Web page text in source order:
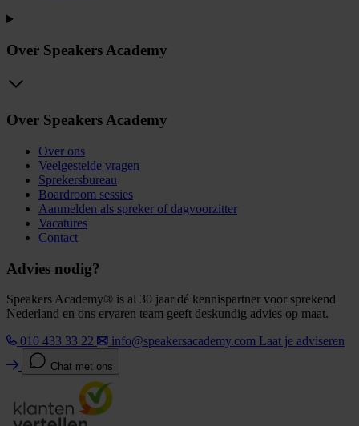
Over Speakers Academy
Over Speakers Academy
Over ons
Veelgestelde vragen
Sprekersbureau
Boardroom sessies
Aanmelden als spreker of dagvoorzitter
Vacatures
Contact
Advies nodig?
Speakers Academy® is al 30 jaar dé kennispartner voor sprekend
Nederland en ons ervaren team geeft deskundig advies op maat.
010 433 33 22
info@speakersacademy.com Laat je adviseren
Chat met ons